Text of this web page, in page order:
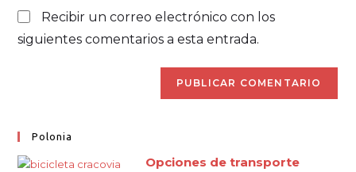
Recibir un correo electrónico con los
siguientes comentarios a esta entrada.
Polonia
Opciones de transporte